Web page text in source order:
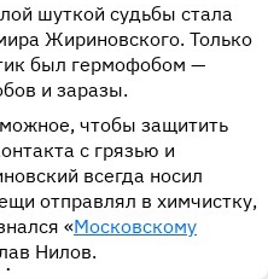
шуткой судьбы стала
Жириновского. Только
был гермофобом —
и заразы.
чтобы защитить
с грязью и
всегда носил
отправлял в химчистку,
«Московскому
Нилов.